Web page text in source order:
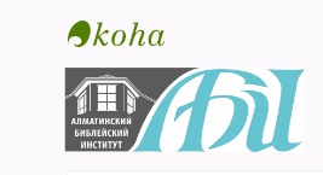
Библиотека АБИ